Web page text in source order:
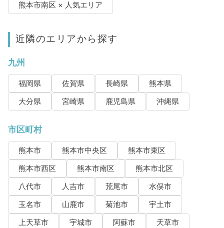
熊本市南区 × 人気エリア
近隣のエリアから探す
九州
福岡県 佐賀県 長崎県
熊本県
大分県
宮崎県 鹿児島県 沖縄県
市区町村
熊本市 熊本市中央区
熊本市東区
熊本市西区
熊本市南区
熊本市北区
八代市
人吉市 荒尾市
水俣市
玉名市
山鹿市 菊池市
宇土市
上天草市
宇城市 阿蘇市
天草市